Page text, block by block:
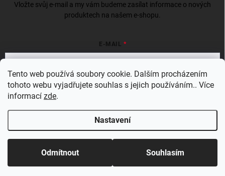
Tento web používá soubory cookie. Dalším procházením
tohoto webu vyjadřujete souhlas s jejich používáním.. Více
informací zde.
Nastavení
Odmítnout Souhlasím
Vložte svůj e-mail a my vám budeme zasílat informace o nových
produktech na našem e-shopu.
E-MAIL
Vložením e-mailu souhlasíte s
Přihlásit se
Vytvořil Shoptet Premium
Copyright 2026 . Všechna práva vyhrazena.